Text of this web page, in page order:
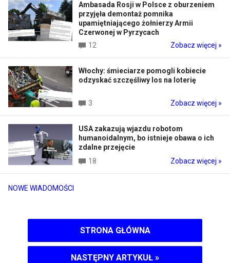
NOWE WIADOMOŚCI
Ambasada Rosji w Polsce z oburzeniem
przyjęła demontaż pomnika
upamiętniającego żołnierzy Armii
Czerwonej w Pyrzycach
12
Zobacz więcej »
Włochy: śmieciarze pomogli kobiecie
odzyskać szczęśliwy los na loterię
3 Zobacz więcej »
USA zakazują wjazdu robotom
humanoidalnym, bo istnieje obawa o ich
zdalne przejęcie
18
Zobacz więcej »
STRONA GŁÓWNA
NASTĘPNY ARTYKUŁ »